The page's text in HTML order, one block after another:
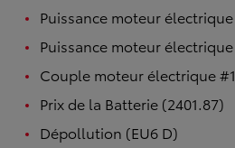
Puissance moteur
Puissance moteur
Couple moteur électrique
Prix de la Batterie (2401.87)
Dépollution (EU6 D)